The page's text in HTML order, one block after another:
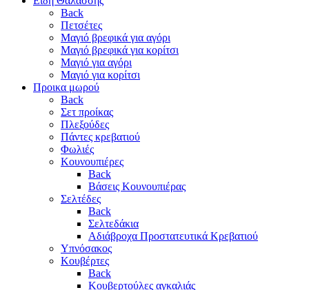
Back
Πετσέτες
Μαγιό βρεφικά για αγόρι
Μαγιό βρεφικά για κορίτσι
Μαγιό για αγόρι
Μαγιό για κορίτσι
Προικα μωρού
Back
Σετ προίκας
Πλεξούδες
Πάντες κρεβατιού
Φωλιές
Κουνουπιέρες
Back
Βάσεις Κουνουπιέρας
Σελτέδες
Back
Σελτεδάκια
Αδιάβροχα Προστατευτικά Κρεβατιού
Υπνόσακος
Κουβέρτες
Back
Κουβερτούλες αγκαλιάς